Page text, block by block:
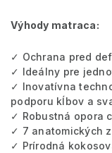
Výhody matraca:
✓ Ochrana pred
✓ Ideálny pre
✓ Inovatívna
podporu kĺbov a
✓ Robustná opora
✓ 7 anatomických
✓ Prírodná